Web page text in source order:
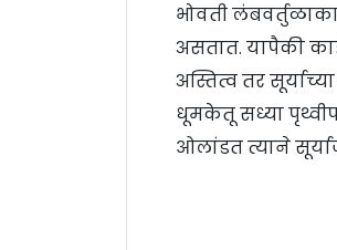
भोवती
असतात. यापैकी
अस्तित्व तर
धूमकेतू सध्या
ओलांडत त्याने